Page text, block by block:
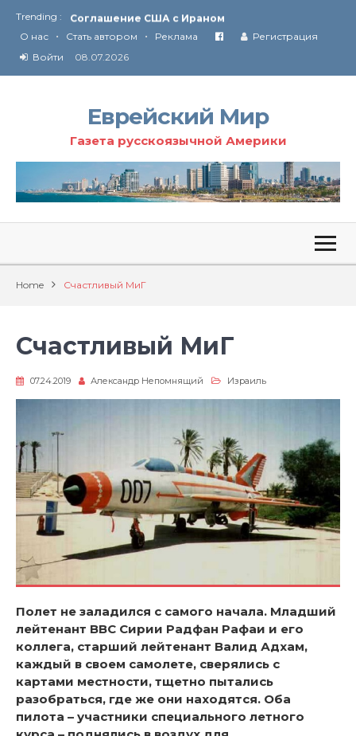
Trending :
Соглашение США с Ираном
Технология Революции в Иране
О нас • Стать автором • Реклама
Регистрация
Войти
08.07.2026
Еврейский Мир
Газета русскоязычной Америки
Home Счастливый МиГ
Счастливый МиГ
07.24.2019 Александр Непомнящий Израиль
Полет не заладился с самого начала. Младший
лейтенант ВВС Сирии Радфан Рафаи и его
коллега, старший лейтенант Валид Адхам,
каждый в своем самолете, сверялись с
картами местности, тщетно пытались
разобраться, где же они находятся. Оба
пилота – участники специального летного